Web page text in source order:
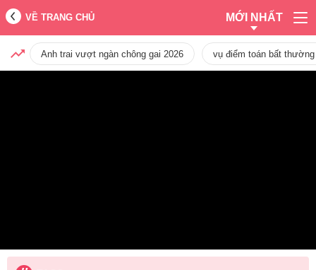
VỀ TRANG CHỦ MỚI NHẤT
Anh trai vượt ngàn chông gai 2026 vụ điểm toán bất